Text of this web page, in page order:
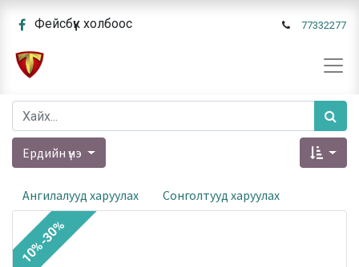
Фейсбүүк холбоос 77332277
Ердийн үнэ
Ангилалууд харуулах Сонголтууд харуулах
10%-30%